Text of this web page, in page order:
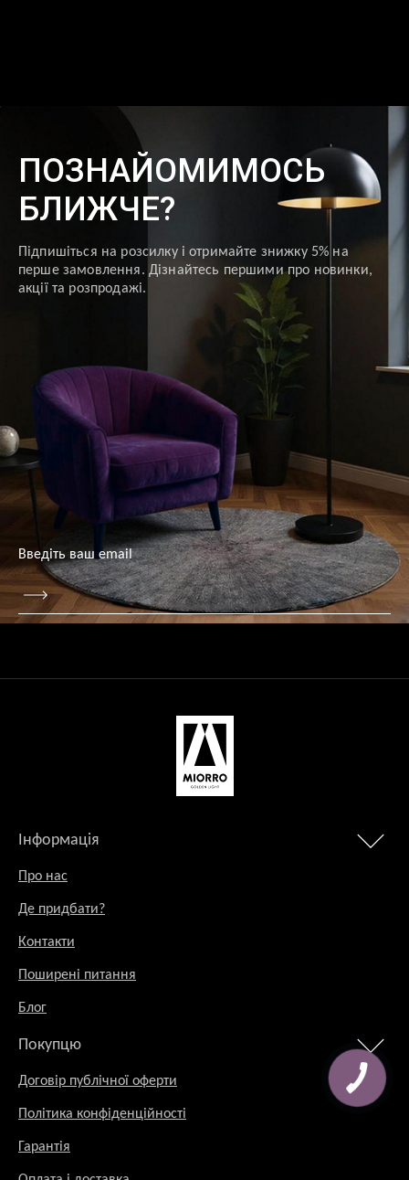
ПОЗНАЙОМИМОСЬ
БЛИЖЧЕ?
Підпишіться на розсилку і отримайте знижку 5% на
перше замовлення. Дізнайтесь першими про новинки,
акції та розпродажі.
Інформація
Про нас
Де придбати?
Контакти
Поширені питання
Блог
Покупцю
Договір публічної оферти
Політика конфіденційності
Гарантія